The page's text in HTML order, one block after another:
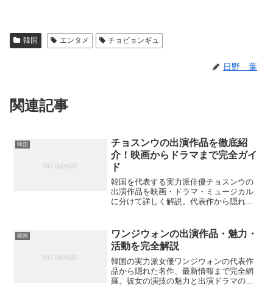
韓国 エンタメ チョビョンギュ
日野 葉
関連記事
韓国
チョスンウの出演作品を徹底紹
介！映画からドラマまで完全ガイ
ド
韓国を代表する実力派俳優チョスンウの
出演作品を映画・ドラマ・ミュージカル
に分けて詳しく解説。代表作から隠れた
韓国
ワンジウォンの出演作品・魅力・
活動を完全解説
韓国の実力派女優ワンジウォンの代表作
品から隠れた名作、最新情報まで完全網
羅。彼女の演技の魅力と出演ドラマの見